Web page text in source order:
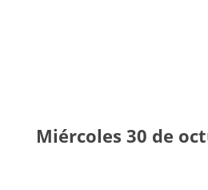
Miércoles 30 de